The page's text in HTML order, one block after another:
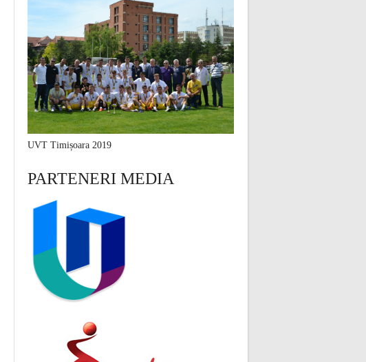
UVT Timișoara 2019
PARTENERI MEDIA